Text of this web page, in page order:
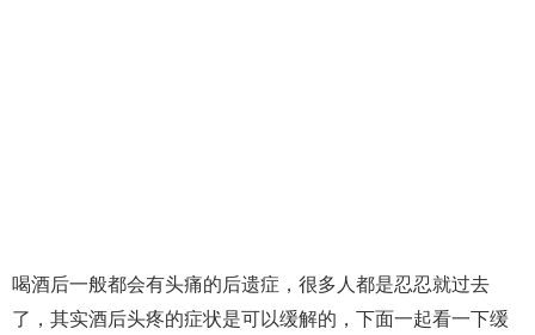
喝酒后一般都会有头痛的后遗症，很多人都是忍忍就过去
了，其实酒后头疼的症状是可以缓解的，下面一起看一下缓